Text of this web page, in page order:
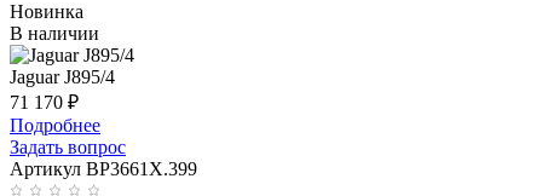
Новинка
В наличии
Jaguar J895/4
71 170 ₽
Подробнее
Задать вопрос
Артикул BP3661X.399